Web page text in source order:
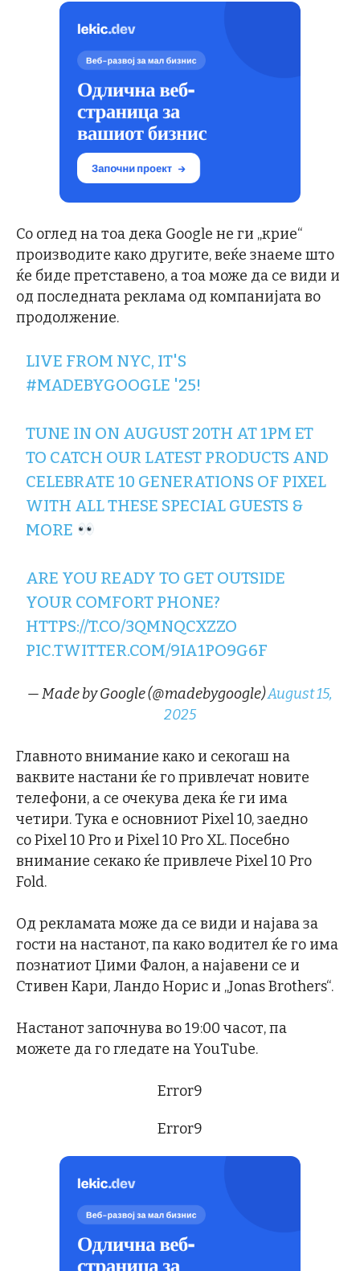
Со оглед на тоа дека Google не ги „крие“
производите како другите, веќе знаеме што
ќе биде претставено, а тоа може да се види и
од последната реклама од компанијата во
продолжение.
LIVE FROM NYC, IT'S
#MADEBYGOOGLE '25!
TUNE IN ON AUGUST 20TH AT 1PM ET
TO CATCH OUR LATEST PRODUCTS AND
CELEBRATE 10 GENERATIONS OF PIXEL
WITH ALL THESE SPECIAL GUESTS &
MORE
ARE YOU READY TO GET OUTSIDE
YOUR COMFORT PHONE?
HTTPS://T.CO/3QMNQCXZZO
PIC.TWITTER.COM/9IA1PO9G6F
— Made by Google (@madebygoogle)August 15,
2025
Главното внимание како и секогаш на
ваквите настани ќе го привлечат новите
телефони, а се очекува дека ќе ги има
четири. Тука е основниот Pixel 10, заедно
со Pixel 10 Pro и Pixel 10 Pro XL. Посебно
внимание секако ќе привлече Pixel 10 Pro
Fold.
Од рекламата може да се види и најава за
гости на настанот, па како водител ќе го има
познатиот Џими Фалон, а најавени се и
Стивен Кари, Ландо Норис и „Jonas Brothers“.
Настанот започнува во 19:00 часот, па
можете да го гледате на YouTube.
Error9
Error9